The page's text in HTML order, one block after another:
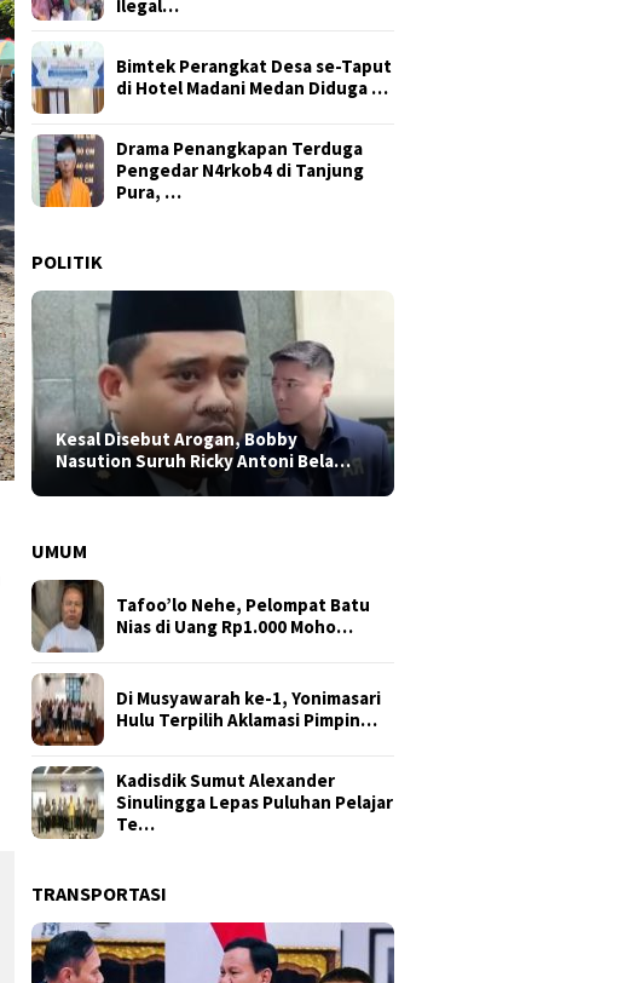
Ilegal…
Bimtek Perangkat Desa se-Taput
di Hotel Madani Medan Diduga …
Drama Penangkapan Terduga
Pengedar N4rkob4 di Tanjung
Pura, …
POLITIK
Kesal Disebut Arogan, Bobby
Nasution Suruh Ricky Antoni Bela…
UMUM
Tafoo’lo Nehe, Pelompat Batu
Nias di Uang Rp1.000 Moho…
Di Musyawarah ke-1, Yonimasari
Hulu Terpilih Aklamasi Pimpin…
Kadisdik Sumut Alexander
Sinulingga Lepas Puluhan Pelajar
Te…
TRANSPORTASI